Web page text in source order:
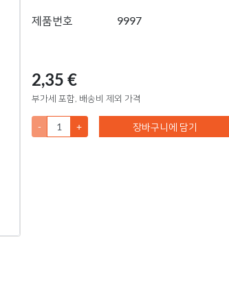
제품번호 9997
2,35 €
부가세 포함, 배송비 제외 가격
- + 장바구니에 담기